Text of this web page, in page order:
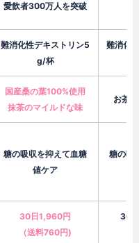
愛飲者300万人を突破
難消化性デキストリン5
g/杯
難消化
国産桑の葉100%使用
抹茶のマイルドな味
お茶
糖の吸収を抑えて血糖
値ケア
糖の吸
30日1,960円
（送料760円)
30